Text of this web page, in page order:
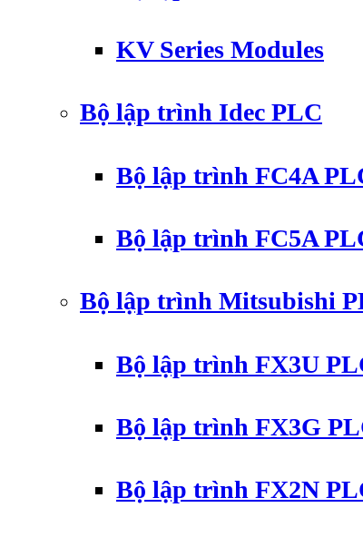
KV Series Modules
Bộ lập trình Idec PLC
Bộ lập trình FC4A
Bộ lập trình FC5A
Bộ lập trình Mitsubishi
Bộ lập trình FX3U
Bộ lập trình FX3G
Bộ lập trình FX2N